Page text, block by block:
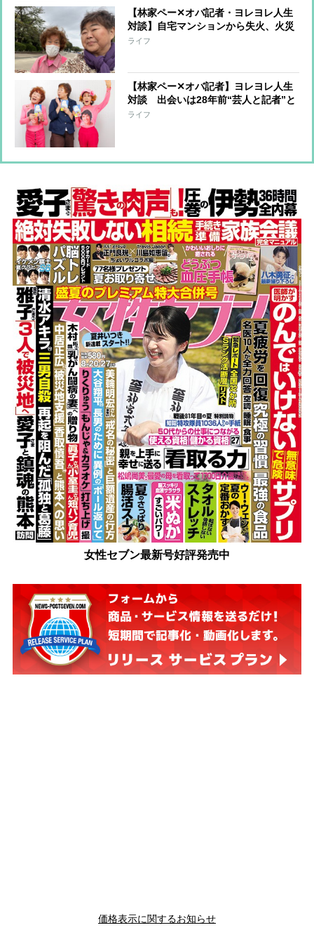
【林家ペー✕オバ記者・ヨレヨレ人生
対談】自宅マンションから失火、火災
保険に入っておらず周辺住宅への補償
ライフ
【林家ペー✕オバ記者】ヨレヨレ人生
対談 出会いは28年前“芸人と記者”と
いう関係から“芸人とマネジャー”にな
ライフ
女性セブン最新号好評発売中
価格表示に関するお知らせ